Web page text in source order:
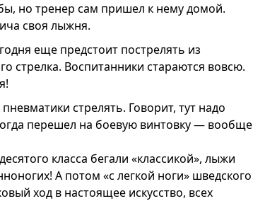
но тренер сам пришел к нему домой.
своя лыжня.
еще предстоит пострелять из
стрелка. Воспитанники стараются вовсю.
стрелять. Говорит, тут надо
перешел на боевую винтовку — вообще
класса бегали «классикой», лыжи
А потом «с легкой ноги» шведского
ход в настоящее искусство, всех